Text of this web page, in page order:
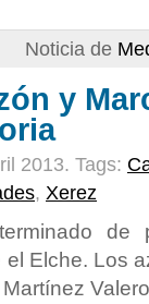
Noticia de
y
2013. Tags:
, Xerez
de
el Elche. Los